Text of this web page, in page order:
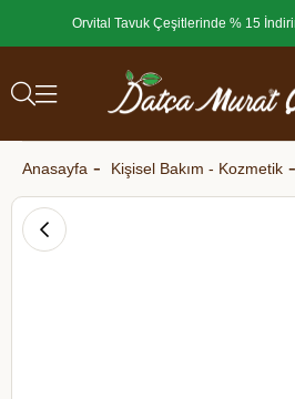
Orvital Tavuk Çeşitlerinde % 15
Anasayfa Kişisel Bakım - Kozmetik